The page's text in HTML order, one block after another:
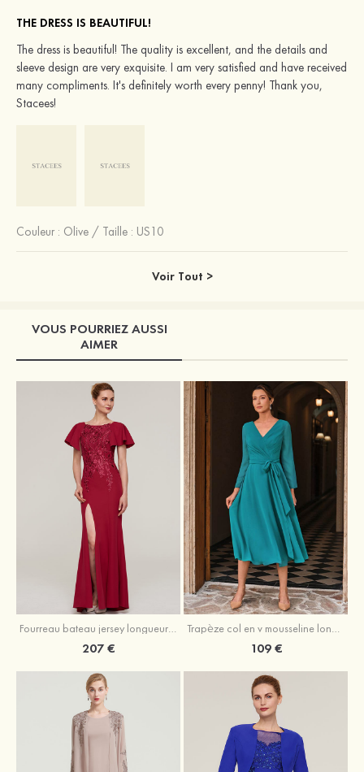
THE DRESS IS BEAUTIFUL!
The dress is beautiful! The quality is excellent, and the details and
sleeve design are very exquisite. I am very satisfied and have received
many compliments. It's definitely worth every penny! Thank you,
Stacees!
Couleur : Olive / Taille : US10
Voir Tout >
VOUS POURRIEZ AUSSI
AIMER
207 € 109 €